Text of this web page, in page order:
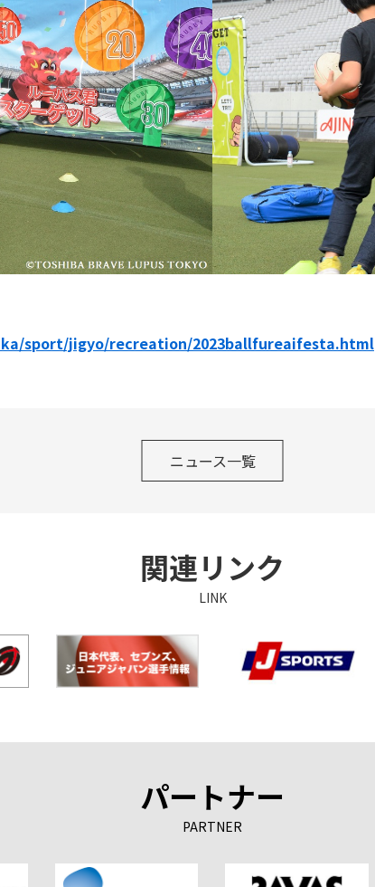
sport/jigyo/recreation/2023ballfureaifesta.html
ニュース一覧
関連リンク
LINK
パートナー
PARTNER